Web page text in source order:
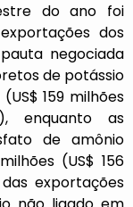
do ano foi
dos
negociada
de potássio
159 milhões
enquanto as
de amônio
(US$ 156
exportações